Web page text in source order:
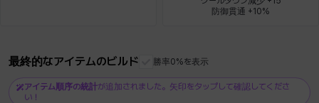
防御貫通 +10%
最終的なアイテムのビルド 勝率0%を表示
アイテム順序の統計が追加されました。矢印をタップして確認してくださ
い！